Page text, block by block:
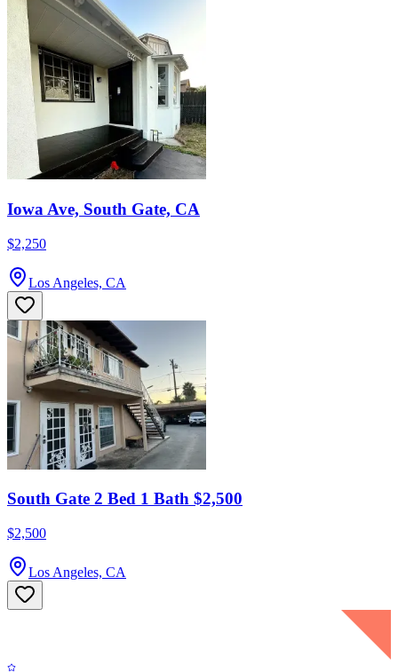
Iowa Ave, South Gate, CA
$2,250
Los Angeles, CA
South Gate 2 Bed 1 Bath $2,500
$2,500
Los Angeles, CA